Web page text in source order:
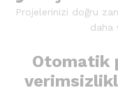
Projelerinizi doğru
daha
Otomatik